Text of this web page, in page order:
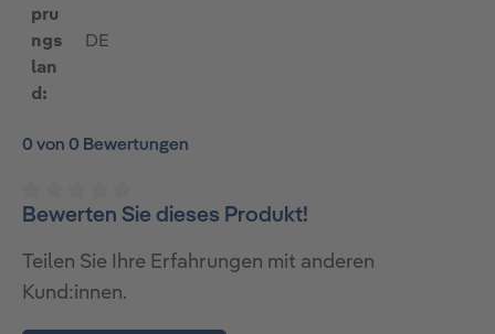
pru
ngs
lan
d:
DE
0 von 0 Bewertungen
Durchschnittliche Bewertung von 0 von 5 Sternen
Bewerten Sie dieses Produkt!
Teilen Sie Ihre Erfahrungen mit anderen
Kund:innen.